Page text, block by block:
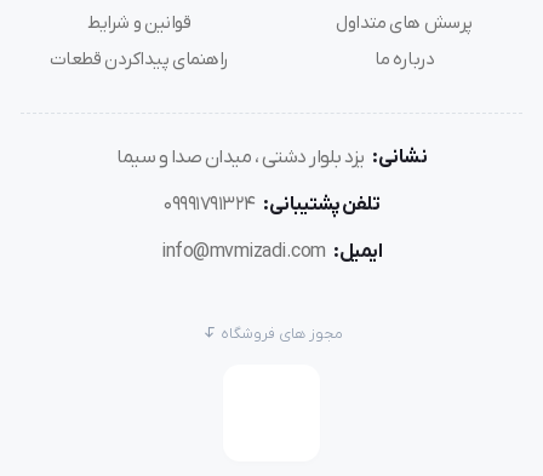
پرسش های متداول
درباره ما
قوانین و شرایط
راهنمای پیداکردن قطعات
نشانی: یزد بلوار دشتی ، میدان صدا و سیما
تلفن پشتیبانی: 09991791324
ایمیل: info@mvmizadi.com
مجوز های فروشگاه